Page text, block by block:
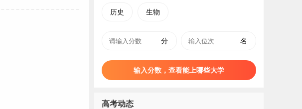
历史 生物
分 名
输入分数，查看能上哪些大学
高考动态